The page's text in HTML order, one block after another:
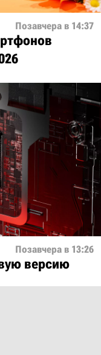
Позавчера в 14:37
Позавчера в 13:26
версию